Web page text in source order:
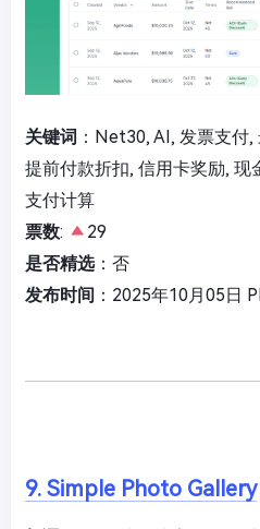
关键词 ：Net30, AI, 发票支付
提前付款折扣, 信用卡奖励, 现
支付计算
票数:
29
是否精选：否
发布时间 ：2025年10月05日
9. Simple Photo Gallery